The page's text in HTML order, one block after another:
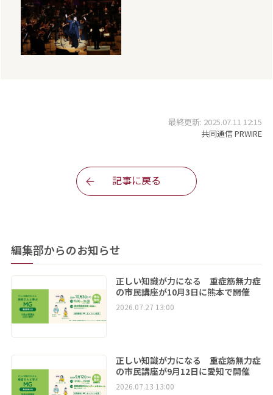
最終更新: 2025.07.11 12:15
共同通信 PRWIRE
記事に戻る
編集部からのお知らせ
正しい知識が力になる 重症筋無力症
の市民講座が10月3日に熊本で開催
2026.07.27 13:00
正しい知識が力になる 重症筋無力症
の市民講座が9月12日に愛知で開催
2026.07.13 13:00